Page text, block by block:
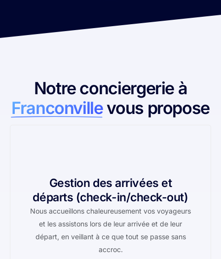
Notre conciergerie à
Franconvillevous propose
Gestion des arrivées et
départs (check-in/check-out)
Nous accueillons chaleureusement vos voyageurs
et les assistons lors de leur arrivée et de leur
départ, en veillant à ce que tout se passe sans
accroc.